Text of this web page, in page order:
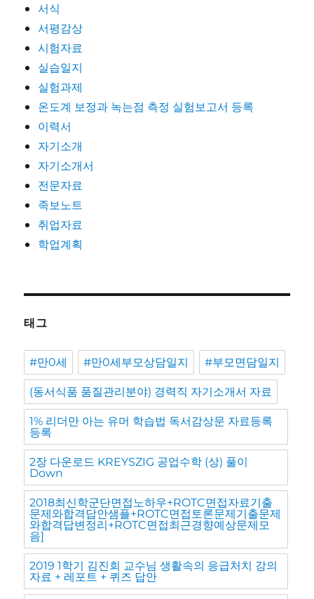
서식
서평감상
시험자료
실습일지
실험과제
온도계 보정과 녹는점 측정 실험보고서 등록
이력서
자기소개
자기소개서
전문자료
족보노트
취업자료
학업계획
태그
#만0세 #만0세부모상담일지 #부모면담일지
(동서식품 품질관리분야) 경력직 자기소개서 자료
1% 리더만 아는 유머 학습법 독서감상문 자료등록
등록
2장 다운로드 KREYSZIG 공업수학 (상) 풀이
Down
2018최신학군단면접노하우+ROTC면접자료기출
문제와합격답안샘플+ROTC면접토론문제기출문제
와합격답변정리+ROTC면접최근경향예상문제모
음]
2019 1학기 김진회 교수님 생활속의 응급처치 강의
자료 + 레포트 + 퀴즈 답안